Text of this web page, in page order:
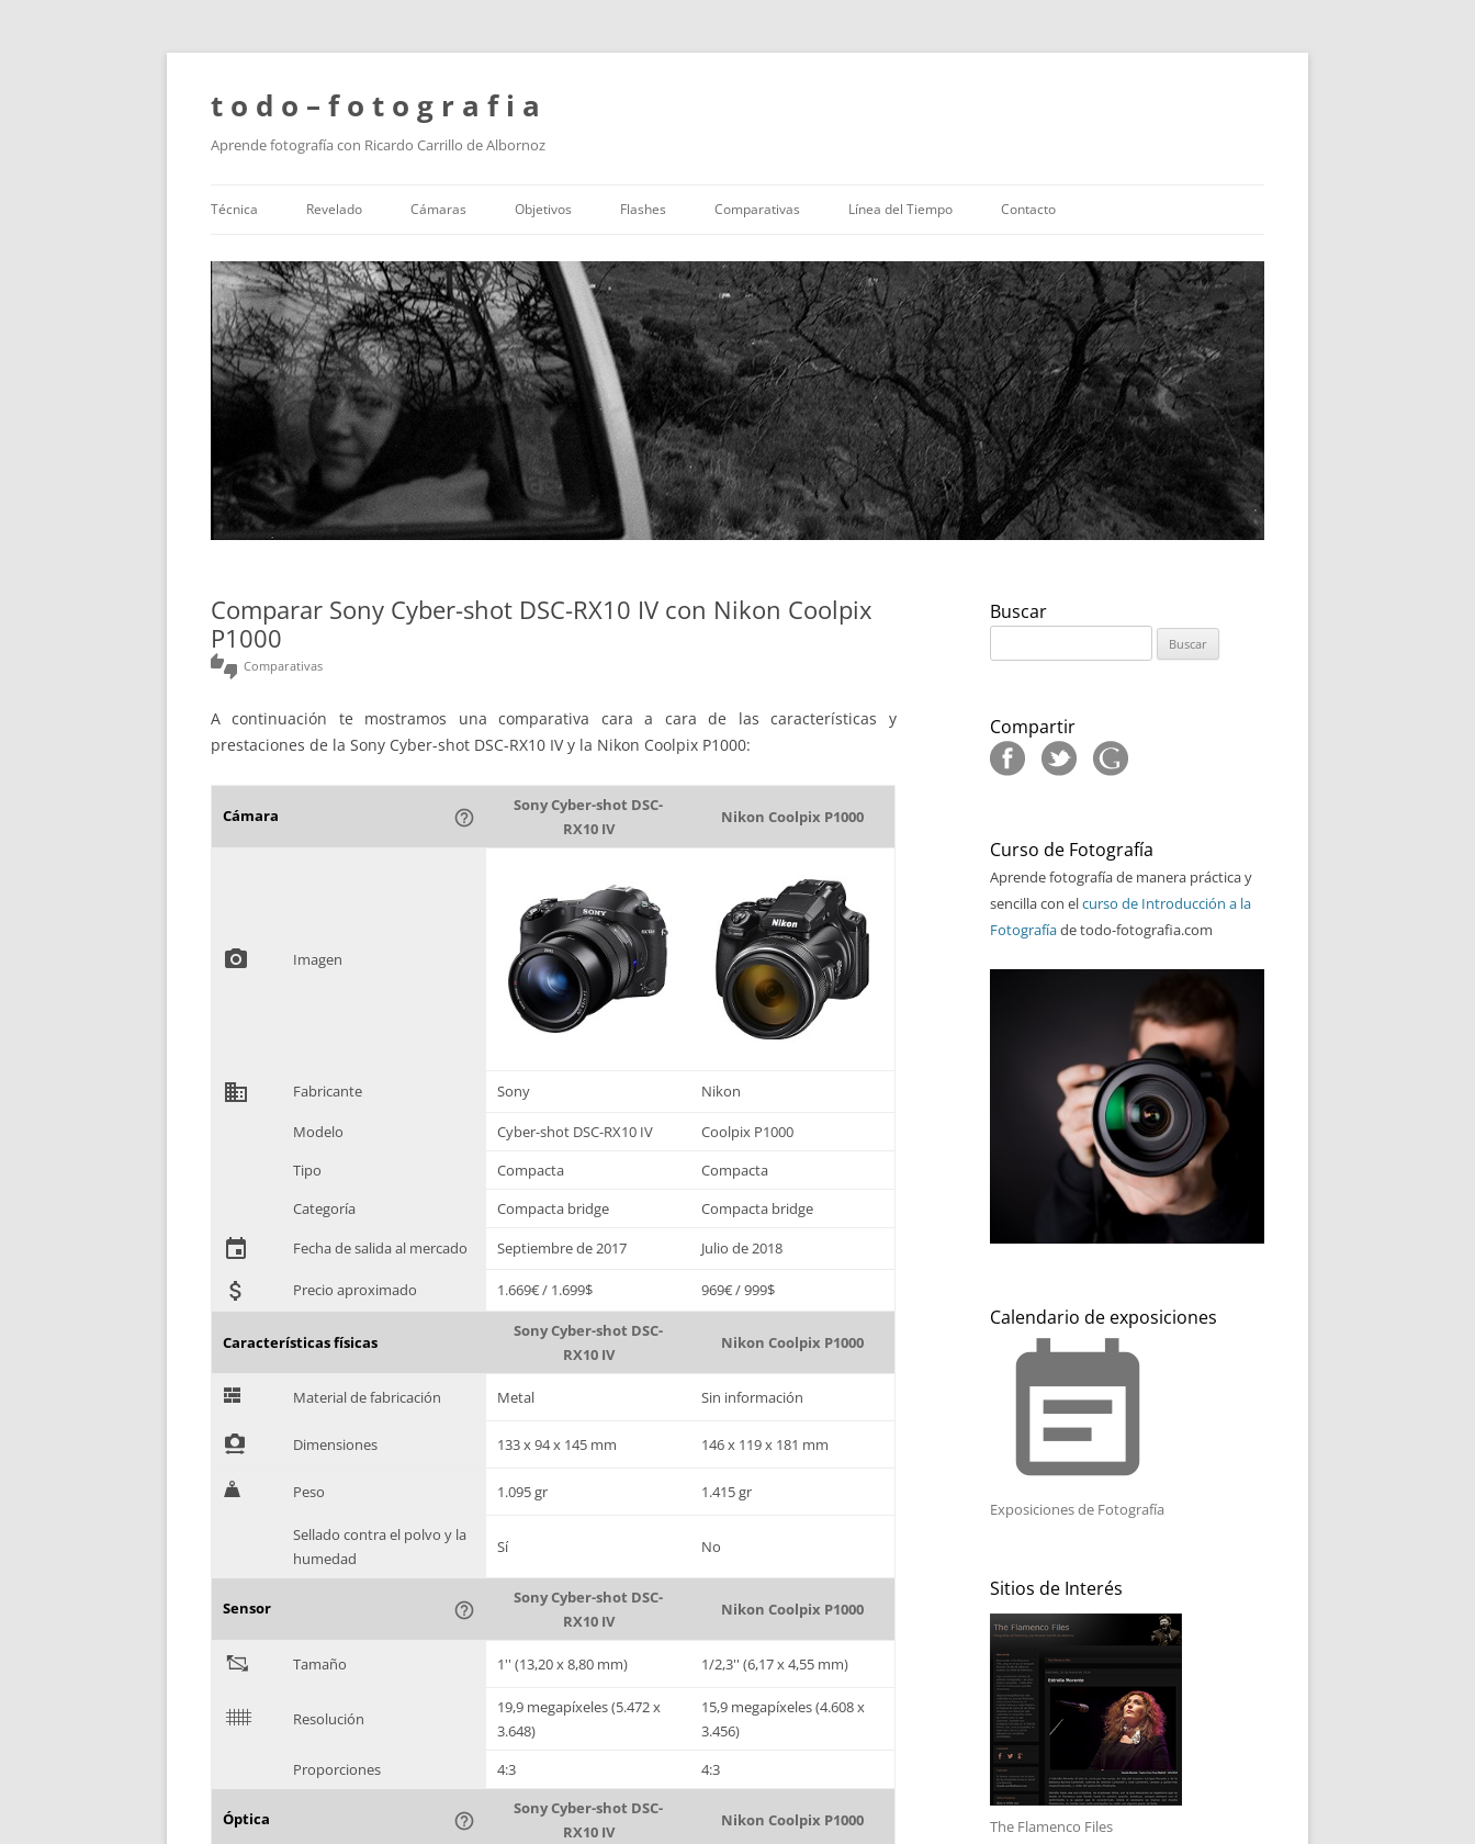
t o d o – f o t o g r a f i a
Aprende fotografía con Ricardo Carrillo de Albornoz
al
contenido
Técnica Revelado Cámaras Objetivos Flashes Comparativas Línea del Tiempo Contacto
Comparar Sony Cyber-shot DSC-RX10 IV con Nikon Coolpix
P1000
thumbs_up_down Comparativas
A continuación te mostramos una comparativa cara a cara de las características y
prestaciones de la Sony Cyber-shot DSC-RX10 IV y la Nikon Coolpix P1000:
Cámara help_outline
Sony Cyber-shot DSC-
RX10 IV
Nikon Coolpix P1000
photo_camera Imagen
domain Fabricante Sony Nikon
Modelo Cyber-shot DSC-RX10 IV
Coolpix P1000
Tipo
Compacta
Compacta
Categoría
Compacta bridge Compacta bridge
event Fecha de salida al mercado Septiembre de 2017 Julio de 2018
attach_money Precio aproximado 1.669€ / 1.699$ 969€ / 999$
Características físicas
Sony Cyber-shot DSC-
RX10 IV
Nikon Coolpix P1000
G Material de fabricación Metal Sin información
! Dimensiones 133 x 94 x 145 mm 146 x 119 x 181 mm
H Peso 1.095 gr 1.415 gr
Sellado contra el polvo y la
humedad
Sí No
Sensor help_outline
Sony Cyber-shot DSC-
RX10 IV
Nikon Coolpix P1000
" Tamaño 1'' (13,20 x 8,80 mm) 1/2,3'' (6,17 x 4,55 mm)
$ Resolución
19,9 megapíxeles (5.472 x
3.648)
15,9 megapíxeles (4.608 x
3.456)
Proporciones
4:3 4:3
Óptica help_outline
Sony Cyber-shot DSC-
RX10 IV
Nikon Coolpix P1000
Buscar
Compartir
Curso de Fotografía
Aprende fotografía de manera práctica y
sencilla con elcurso de Introducción a la
Fotografíade todo-fotografia.com
Calendario de exposiciones
event_note
Exposiciones de Fotografía
Sitios de Interés
The Flamenco Files